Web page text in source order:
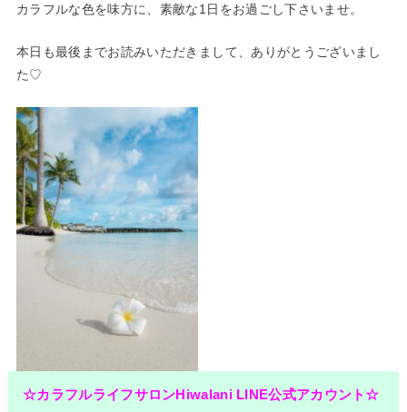
カラフルな色を味方に、素敵な1日をお過ごし下さいませ。
本日も最後までお読みいただきまして、ありがとうございまし
た♡
☆カラフルライフサロンHiwalani LINE公式アカウント☆